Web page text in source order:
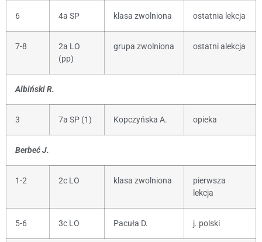
6 4a SP klasa zwolniona ostatnia lekcja
7-8
2a LO
(pp)
grupa zwolniona ostatni alekcja
Albiński R.
3 7a SP (1) Kopczyńska A. opieka
Berbeć J.
1-2 2c LO klasa zwolniona
pierwsza
lekcja
5-6 3c LO Pacuła D. j. polski